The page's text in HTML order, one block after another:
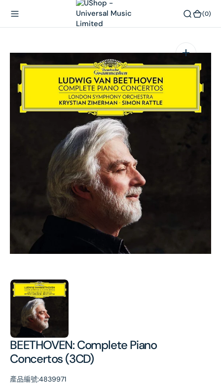
(0)
BEETHOVEN: Complete Piano
Concertos (3CD)
產品編號:4839971
在
相
簿
中
開
啟
第
張